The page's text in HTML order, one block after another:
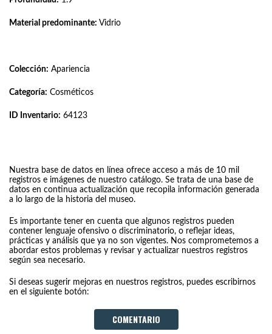
Material predominante: Vidrio
Colección: Apariencia
Categoría: Cosméticos
ID Inventario: 64123
Nuestra base de datos en línea ofrece acceso a más de 10 mil
registros e imágenes de nuestro catálogo. Se trata de una base de
datos en continua actualización que recopila información generada
a lo largo de la historia del museo.
Es importante tener en cuenta que algunos registros pueden
contener lenguaje ofensivo o discriminatorio, o reflejar ideas,
prácticas y análisis que ya no son vigentes. Nos comprometemos a
abordar estos problemas y revisar y actualizar nuestros registros
según sea necesario.
Si deseas sugerir mejoras en nuestros registros, puedes escribirnos
en el siguiente botón:
COMENTARIO